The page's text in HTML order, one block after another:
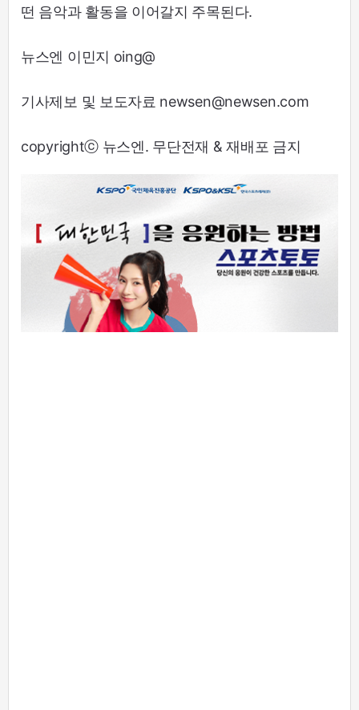
떤 음악과 활동을 이어갈지 주목된다.
뉴스엔 이민지 oing@
기사제보 및 보도자료 newsen@newsen.com
copyrightⓒ 뉴스엔. 무단전재 & 재배포 금지